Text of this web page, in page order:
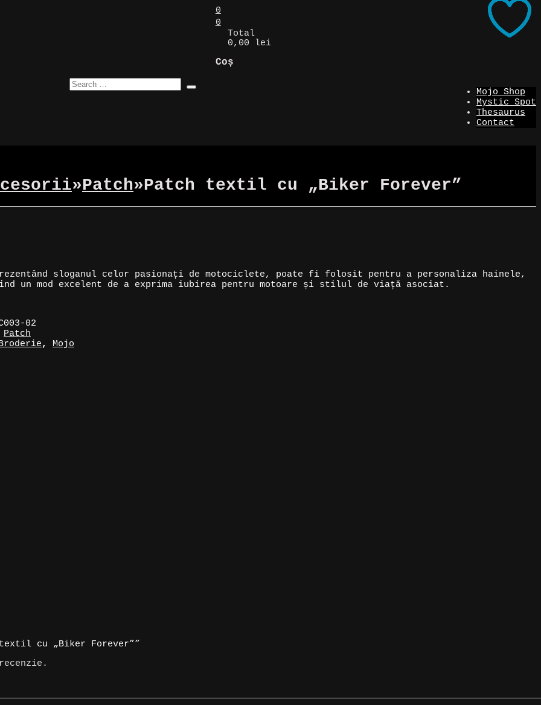
0
0
Total
0,00 lei
Coș
Mojo Shop
Mystic Spot
Thesaurus
Contact
»Patch»Patch textil cu „Biker Forever”
sloganul celor pasionați de motociclete, poate fi folosit pentru a personaliza hainele,
un mod excelent de a exprima iubirea pentru motoare și stilul de viață asociat.
02
Patch
, Mojo
cu „Biker Forever””